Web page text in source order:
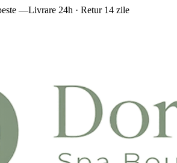
—Livrare 24h · Retur 14 zile